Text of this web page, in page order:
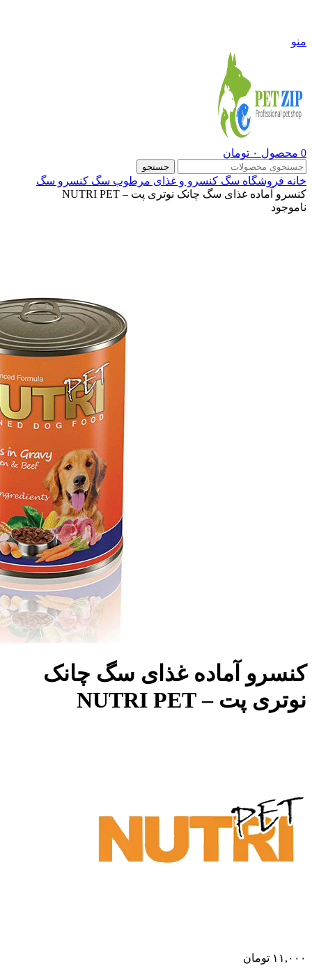
منو
0 محصول ۰ تومان
جستجو
خانه فروشگاه سگ کنسرو و غذای مرطوب سگ کنسرو سگ
کنسرو آماده غذای سگ چانک نوتری پت – NUTRI PET
ناموجود
کنسرو آماده غذای سگ چانک
نوتری پت – NUTRI PET
۱۱,۰۰۰ تومان